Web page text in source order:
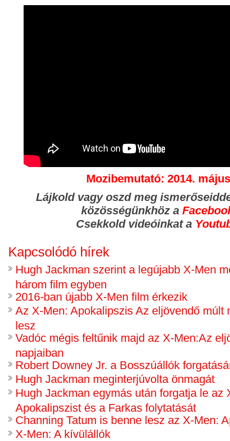
Mozibemutató: 2014.
Lájkold vagy oszd meg
közösségünkhöz a
Csekkold videóinkat a
Kapcsolódó hírek
Hugh Jackman szerint a legújabb X-Men
három film egyben
2016-ban újabb X-Men film érkezik
Az X-Men: Apokalipszis Az eljövendő múlt
lesz
Vadóc mégis feltűnik majd az X-Men:Az
napjaiban
Robert Downey Jr. a Bosszúállók
Hugh Jackman meginterjúvolta önmagát
Hugh Jackman egymás után forgatja le az
Apokalipszist és a Farkas folytatását
Channing Tatum is benne lesz az X-Men:
X-Men: A kívülállók